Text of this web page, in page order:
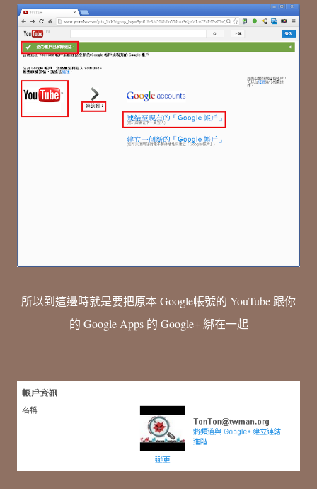
所以到這邊時就是要把原本 Google帳號的 YouTube 跟你
的 Google Apps 的 Google+ 綁在一起